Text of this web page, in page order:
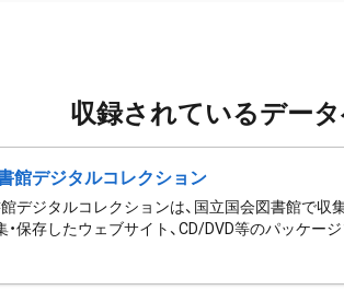
収録されているデー
館デジタルコレクション
デジタルコレクションは、国立国会図書館で収
・保存したウェブサイト、CD/DVD等のパッケージ